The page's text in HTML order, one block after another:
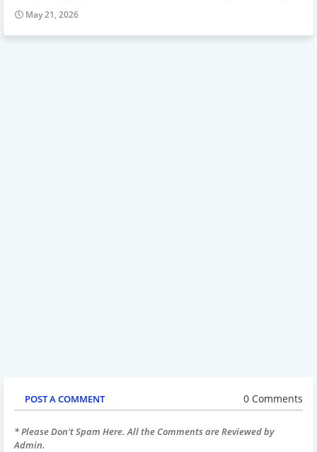
May 21, 2026
POST A COMMENT 0 Comments
* Please Don't Spam Here. All the Comments are Reviewed by
Admin.